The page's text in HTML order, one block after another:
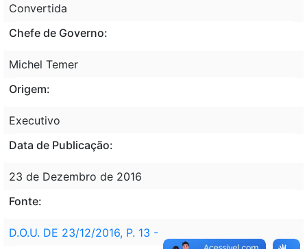
Convertida
Chefe de Governo:
Michel Temer
Origem:
Executivo
Data de Publicação:
23 de Dezembro de 2016
Fonte:
D.O.U. DE 23/12/2016, P. 13 -